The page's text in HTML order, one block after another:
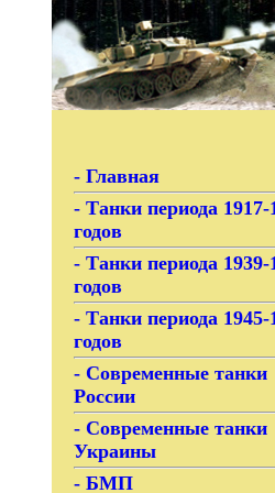
- Главная
- Танки периода 1917-
годов
- Танки периода 1939-
годов
- Танки периода 1945-
годов
- Современные танки
России
- Современные танки
Украины
- БМП